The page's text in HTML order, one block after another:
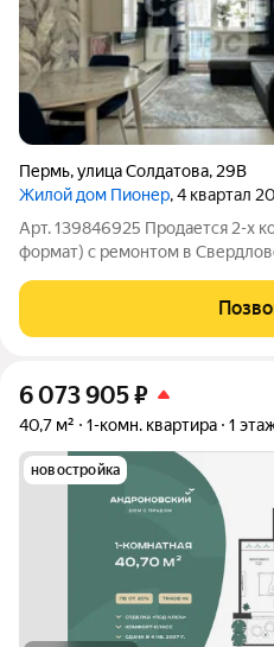
Пермь,улица Солдатова, 29В
Жилой дом Пионер, 4 квартал
Арт. 139846925 Продается 2-х
формат) с ремонтом в
аренду. Удобный район для
магазины, аптеки, поликлиника,
6 073 905₽
40,7 м² 1-комн. квартира 1
новостройка